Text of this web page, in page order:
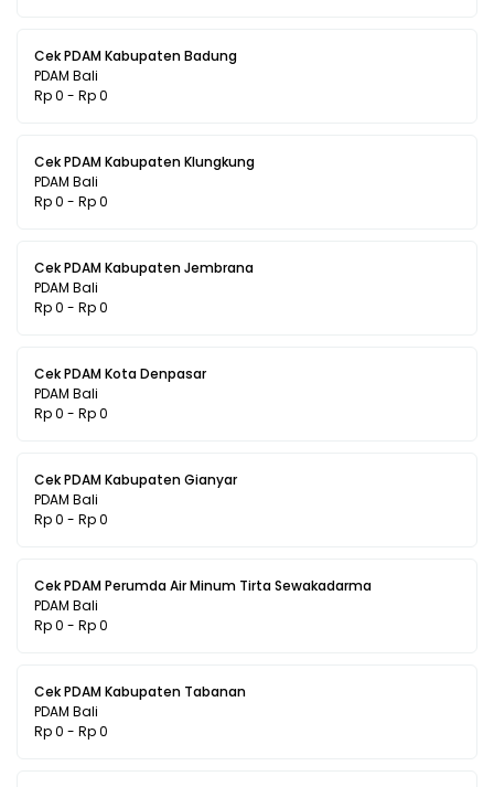
Cek PDAM Kabupaten Badung
PDAM Bali
Rp 0 - Rp 0
Cek PDAM Kabupaten Klungkung
PDAM Bali
Rp 0 - Rp 0
Cek PDAM Kabupaten Jembrana
PDAM Bali
Rp 0 - Rp 0
Cek PDAM Kota Denpasar
PDAM Bali
Rp 0 - Rp 0
Cek PDAM Kabupaten Gianyar
PDAM Bali
Rp 0 - Rp 0
Cek PDAM Perumda Air Minum Tirta Sewakadarma
PDAM Bali
Rp 0 - Rp 0
Cek PDAM Kabupaten Tabanan
PDAM Bali
Rp 0 - Rp 0